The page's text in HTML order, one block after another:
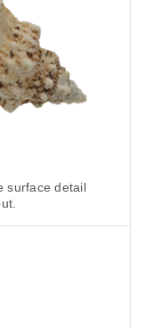
surface detail